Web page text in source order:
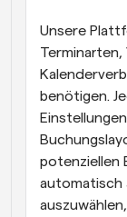
Unsere
benötigen.
potenziellen
automatisch